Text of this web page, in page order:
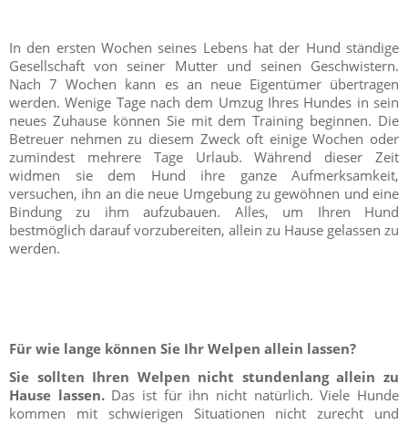
In den ersten Wochen seines Lebens hat der Hund ständige
Gesellschaft von seiner Mutter und seinen Geschwistern.
Nach 7 Wochen kann es an neue Eigentümer übertragen
werden. Wenige Tage nach dem Umzug Ihres Hundes in sein
neues Zuhause können Sie mit dem Training beginnen. Die
Betreuer nehmen zu diesem Zweck oft einige Wochen oder
zumindest mehrere Tage Urlaub. Während dieser Zeit
widmen sie dem Hund ihre ganze Aufmerksamkeit,
versuchen, ihn an die neue Umgebung zu gewöhnen und eine
Bindung zu ihm aufzubauen. Alles, um Ihren Hund
bestmöglich darauf vorzubereiten, allein zu Hause gelassen zu
werden.
Für wie lange können Sie Ihr Welpen allein lassen?
Sie sollten Ihren Welpen nicht stundenlang allein zu
Hause lassen.Das ist für ihn nicht natürlich. Viele Hunde
kommen mit schwierigen Situationen nicht zurecht und